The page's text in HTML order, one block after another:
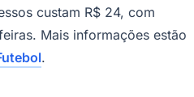
custam R$ 24, com
Mais informações estão
.